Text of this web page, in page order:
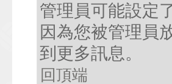
管理員可能設定
因為您被管理員
到更多訊息。
回頂端